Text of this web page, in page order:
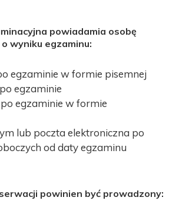
powiadamia osobę
wyniku egzaminu:
egzaminie w formie pisemnej
egzaminie
egzaminie w formie
lub poczta elektroniczna po
od daty egzaminu
powinien być prowadzony: